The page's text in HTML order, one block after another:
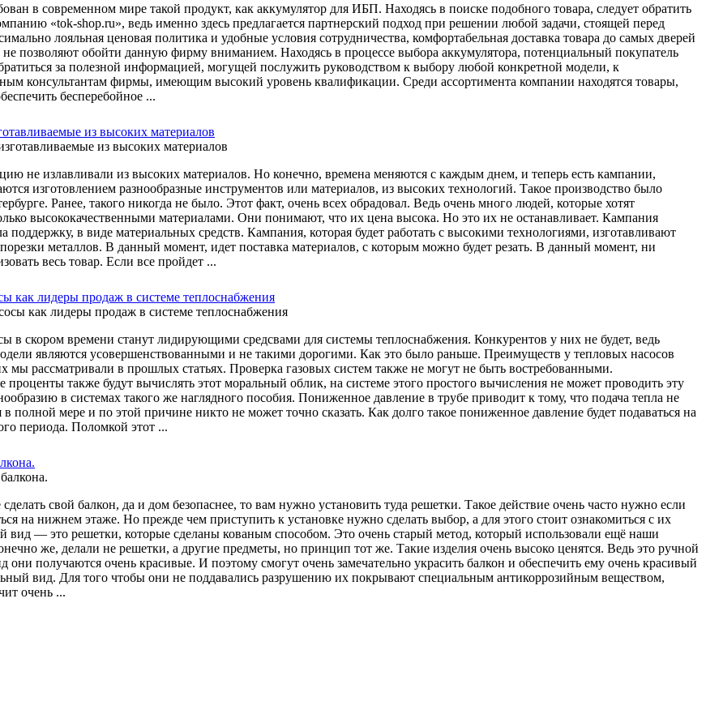
в современном мире такой продукт, как аккумулятор для ИБП. Находясь в поиске подобного товара, следует обратить
«tok-shop.ru», ведь именно здесь предлагается партнерский подход при решении любой задачи, стоящей перед
лояльная ценовая политика и удобные условия сотрудничества, комфортабельная доставка товара до самых дверей
позволяют обойти данную фирму вниманием. Находясь в процессе выбора аккумулятора, потенциальный покупатель
за полезной информацией, могущей послужить руководством к выбору любой конкретной модели, к
консультантам фирмы, имеющим высокий уровень квалификации. Среди ассортимента компании находятся товары,
бесперебойное ...
из высоких материалов
не излавливали из высоких материалов. Но конечно, времена меняются с каждым днем, и теперь есть кампании,
изготовлением разнообразные инструментов или материалов, из высоких технологий. Такое производство было
Ранее, такого никогда не было. Этот факт, очень всех обрадовал. Ведь очень много людей, которые хотят
высококачественными материалами. Они понимают, что их цена высока. Но это их не останавливает. Кампания
поддержку, в виде материальных средств. Кампания, которая будет работать с высокими технологиями, изготавливают
металлов. В данный момент, идет поставка материалов, с которым можно будет резать. В данный момент, ни
весь товар. Если все пройдет ...
как лидеры продаж в системе теплоснабжения
в скором времени станут лидирующими средсвами для системы теплоснабжения. Конкурентов у них не будет, ведь
являются усовершенствованными и не такими дорогими. Как это было раньше. Преимуществ у тепловых насосов
мы рассматривали в прошлых статьях. Проверка газовых систем также не могут не быть востребованными.
также будут вычислять этот моральный облик, на системе этого простого вычисления не может проводить эту
в системах такого же наглядного пособия. Пониженное давление в трубе приводит к тому, что подача тепла не
в полной мере и по этой причине никто не может точно сказать. Как долго такое пониженное давление будет подаваться на
периода. Поломкой этот ...
свой балкон, да и дом безопаснее, то вам нужно установить туда решетки. Такое действие очень часто нужно если
на нижнем этаже. Но прежде чем приступить к установке нужно сделать выбор, а для этого стоит ознакомиться с их
вид — это решетки, которые сделаны кованым способом. Это очень старый метод, который использовали ещё наши
же, делали не решетки, а другие предметы, но принцип тот же. Такие изделия очень высоко ценятся. Ведь это ручной
они получаются очень красивые. И поэтому смогут очень замечательно украсить балкон и обеспечить ему очень красивый
вид. Для того чтобы они не поддавались разрушению их покрывают специальным антикоррозийным веществом,
очень ...